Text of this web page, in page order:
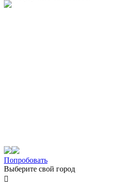
Попробовать
Выберите свой город
